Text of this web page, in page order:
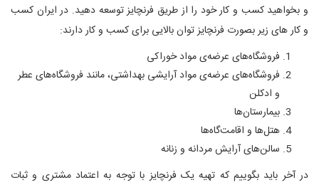
و بخواهید کسب و کار خود را از طریق فرنچایز توسعه دهید. در ایران کسب
و کار های زیر بصورت فرنچایز توان بالایی برای کسب و کار دارند:
فروشگاه‌های عرضه‌ی مواد خوراکی
فروشگاه‌های عرضه‌ی مواد آرایشی بهداشتی، مانند فروشگاه‌های عطر
و ادکلن
بیمارستان‌ها
هتل‌ها و اقامت‌گاه‌ها
سالن‌های آرایش مردانه و زنانه
در آخر باید بگوییم که تهیه یک فرنچایز با توجه به اعتماد مشتری و ثبات